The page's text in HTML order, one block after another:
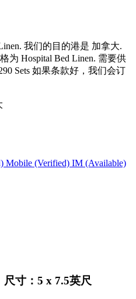
我们的目的港是 加拿大.
为 Hospital Bed Linen. 需要供
Sets 如果条款好，我们会订
Mobile (Verified) IM (Available)
寸：5 x 7.5英尺